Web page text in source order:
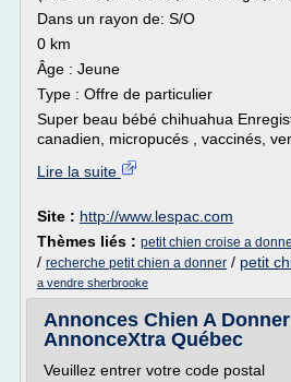
Dans un rayon de: S/O
0 km
Âge : Jeune
Type : Offre de particulier
Super beau bébé chihuahua
canadien, micropucés , vaccinés,
Lire la suite
Site : http://www.lespac.com
Thèmes liés : petit chien croise a
/ recherche petit chien a donner / petit
a vendre sherbrooke
Annonces Chien A
AnnonceXtra Québec
Veuillez entrer votre code postal